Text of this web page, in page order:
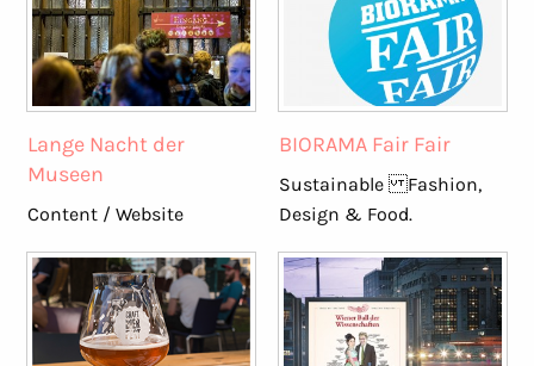
Lange Nacht der
Museen
Content / Website
BIORAMA Fair Fair
Sustainable Fashion,
Design & Food.